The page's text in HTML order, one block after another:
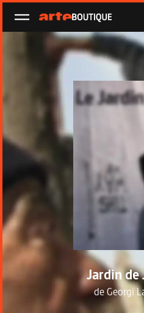
Ouvrir le menu
Jardin de
deGeorgi